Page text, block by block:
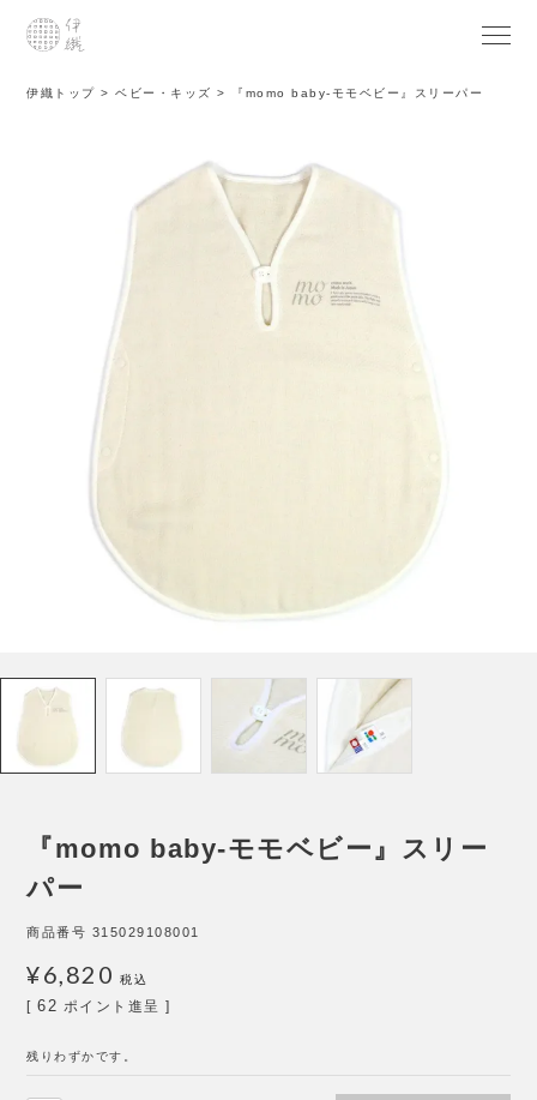
伊織トップ ベビー・キッズ 『momo baby-モモベビー』スリーパー
『momo baby-モモベビー』スリー
パー
商品番号 315029108001
¥6,820 税込
[ 62 ポイント進呈 ]
残りわずかです。